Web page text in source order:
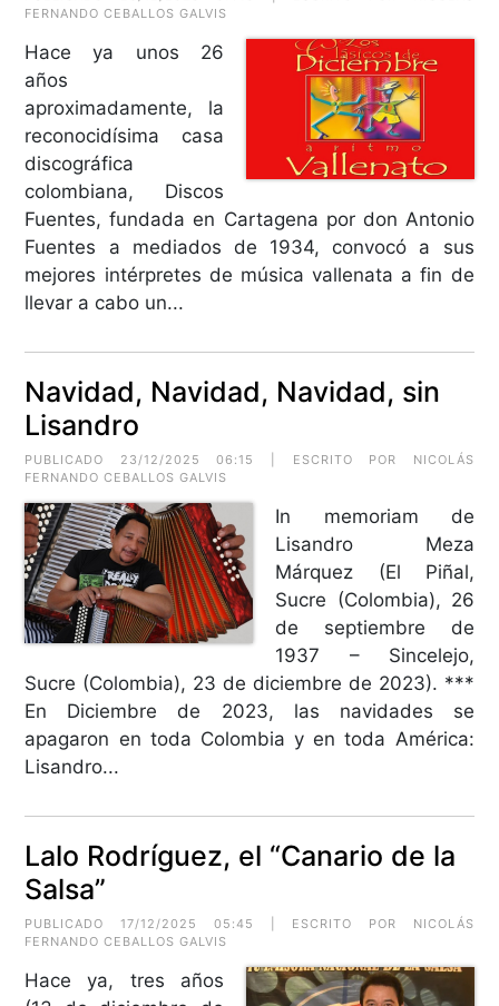
FERNANDO CEBALLOS GALVIS
Hace ya unos 26
años
aproximadamente, la
reconocidísima casa
discográfica
colombiana, Discos
Fuentes, fundada en Cartagena por don Antonio
Fuentes a mediados de 1934, convocó a sus
mejores intérpretes de música vallenata a fin de
llevar a cabo un...
Navidad, Navidad, Navidad, sin
Lisandro
PUBLICADO 23/12/2025 06:15 | ESCRITO POR NICOLÁS
FERNANDO CEBALLOS GALVIS
In memoriam de
Lisandro Meza
Márquez (El Piñal,
Sucre (Colombia), 26
de septiembre de
1937 – Sincelejo,
Sucre (Colombia), 23 de diciembre de 2023). ***
En Diciembre de 2023, las navidades se
apagaron en toda Colombia y en toda América:
Lisandro...
Lalo Rodríguez, el “Canario de la
Salsa”
PUBLICADO 17/12/2025 05:45 | ESCRITO POR NICOLÁS
FERNANDO CEBALLOS GALVIS
Hace ya, tres años